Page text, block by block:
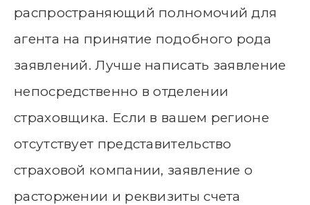
распространяющий полномочий для
агента на принятие подобного рода
заявлений. Лучше написать заявление
непосредственно в отделении
страховщика. Если в вашем регионе
отсутствует представительство
страховой компании, заявление о
расторжении и реквизиты счета